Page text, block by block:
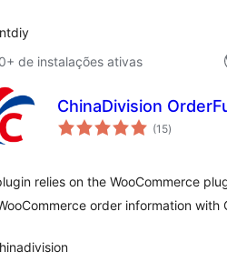
de instalações ativas
ChinaDivision
(15total
de
)
relies on the WooCommerce
order information with